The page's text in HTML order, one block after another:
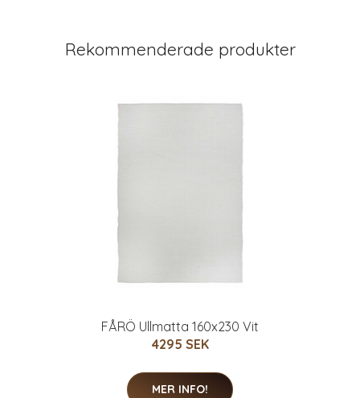
Rekommenderade produkter
FÅRÖ Ullmatta 160x230 Vit
4295 SEK
MER INFO!